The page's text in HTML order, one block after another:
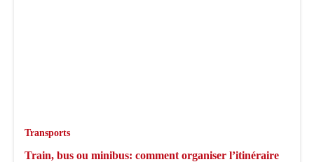
Transports
Train, bus ou minibus: comment organiser l’itinéraire